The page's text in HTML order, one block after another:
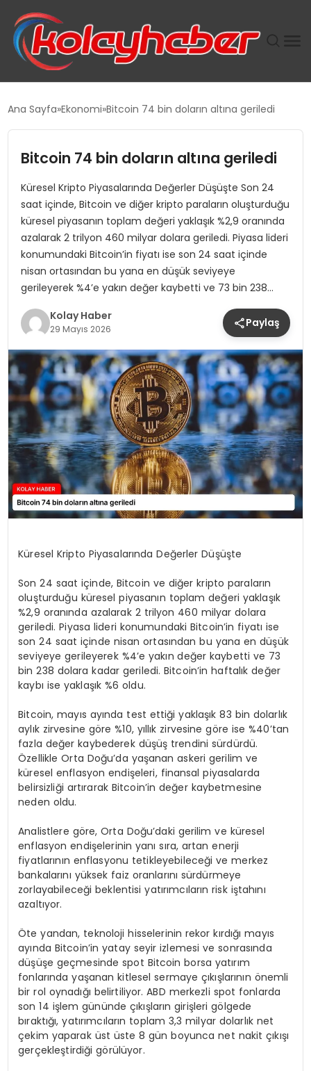
GÜCÜNÜBÜYÜTÜYOR
TANYER YAPI ZEMIN MÜHENDISLIĞINDE HEDEF
BÜYÜTTÜ
TOROSLAR’DA PAZAR GERGİNLİĞİ!
Ana Sayfa Ekonomi Bitcoin 74 bin doların altına geriledi
Bitcoin 74 bin doların altına geriledi
Küresel Kripto Piyasalarında Değerler Düşüşte Son 24
saat içinde, Bitcoin ve diğer kripto paraların oluşturduğu
küresel piyasanın toplam değeri yaklaşık %2,9 oranında
azalarak 2 trilyon 460 milyar dolara geriledi. Piyasa lideri
konumundaki Bitcoin’in fiyatı ise son 24 saat içinde
nisan ortasından bu yana en düşük seviyeye
gerileyerek %4’e yakın değer kaybetti ve 73 bin 238…
Kolay Haber
29 Mayıs 2026 Paylaş
Küresel Kripto Piyasalarında Değerler Düşüşte
Son 24 saat içinde, Bitcoin ve diğer kripto paraların
oluşturduğu küresel piyasanın toplam değeri yaklaşık
%2,9 oranında azalarak 2 trilyon 460 milyar dolara
geriledi. Piyasa lideri konumundaki Bitcoin’in fiyatı ise
son 24 saat içinde nisan ortasından bu yana en düşük
seviyeye gerileyerek %4’e yakın değer kaybetti ve 73
bin 238 dolara kadar geriledi. Bitcoin’in haftalık değer
kaybı ise yaklaşık %6 oldu.
Bitcoin, mayıs ayında test ettiği yaklaşık 83 bin dolarlık
aylık zirvesine göre %10, yıllık zirvesine göre ise %40’tan
fazla değer kaybederek düşüş trendini sürdürdü.
Özellikle Orta Doğu’da yaşanan askeri gerilim ve
küresel enflasyon endişeleri, finansal piyasalarda
belirsizliği artırarak Bitcoin’in değer kaybetmesine
neden oldu.
Analistlere göre, Orta Doğu’daki gerilim ve küresel
enflasyon endişelerinin yanı sıra, artan enerji
fiyatlarının enflasyonu tetikleyebileceği ve merkez
bankalarını yüksek faiz oranlarını sürdürmeye
zorlayabileceği beklentisi yatırımcıların risk iştahını
azaltıyor.
Öte yandan, teknoloji hisselerinin rekor kırdığı mayıs
ayında Bitcoin’in yatay seyir izlemesi ve sonrasında
düşüşe geçmesinde spot Bitcoin borsa yatırım
fonlarında yaşanan kitlesel sermaye çıkışlarının önemli
bir rol oynadığı belirtiliyor. ABD merkezli spot fonlarda
son 14 işlem gününde çıkışların girişleri gölgede
bıraktığı, yatırımcıların toplam 3,3 milyar dolarlık net
çekim yaparak üst üste 8 gün boyunca net nakit çıkışı
gerçekleştirdiği görülüyor.